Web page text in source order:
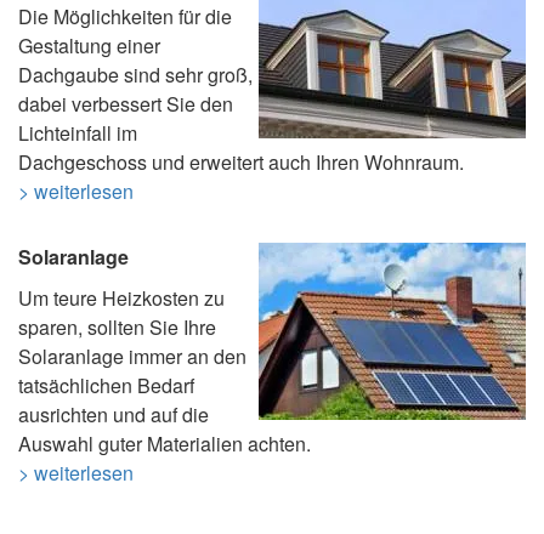
Die Möglichkeiten für die
Gestaltung einer
Dachgaube sind sehr groß,
dabei verbessert Sie den
Lichteinfall im
Dachgeschoss und erweitert auch Ihren Wohnraum.
> weiterlesen
Solaranlage
Um teure Heizkosten zu
sparen, sollten Sie Ihre
Solaranlage immer an den
tatsächlichen Bedarf
ausrichten und auf die
Auswahl guter Materialien achten.
> weiterlesen